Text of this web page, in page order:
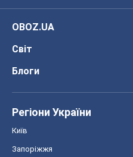
OBOZ.UA
Світ
Блоги
Регіони України
Київ
Запоріжжя